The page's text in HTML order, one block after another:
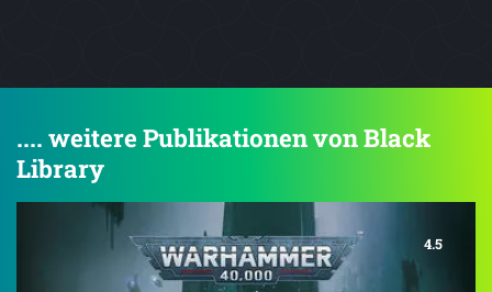
.... weitere Publikationen von Black
Library
4.5